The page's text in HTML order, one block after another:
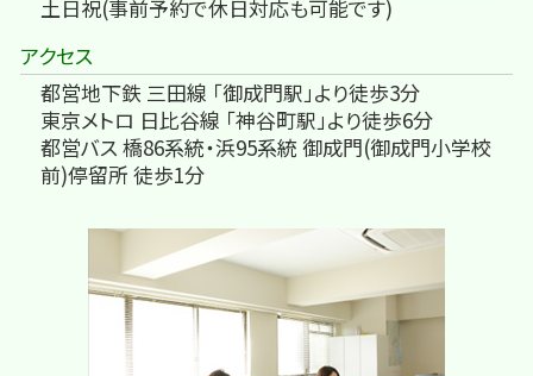
土日祝(事前予約で休日対応も可能です)
アクセス
都営地下鉄 三田線 「御成門駅」より徒歩3分
東京メトロ 日比谷線 「神谷町駅」より徒歩6分
都営バス 橋86系統・浜95系統 御成門(御成門小学校
前)停留所 徒歩1分